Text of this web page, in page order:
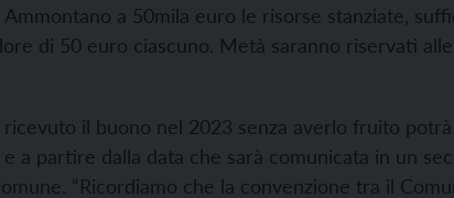
Ammontano a 50mila euro le risorse stanziate,
di 50 euro ciascuno. Metà saranno riservati
il buono nel 2023 senza averlo fruito
a partire dalla data che sarà comunicata in un
“Ricordiamo che la convenzione tra il